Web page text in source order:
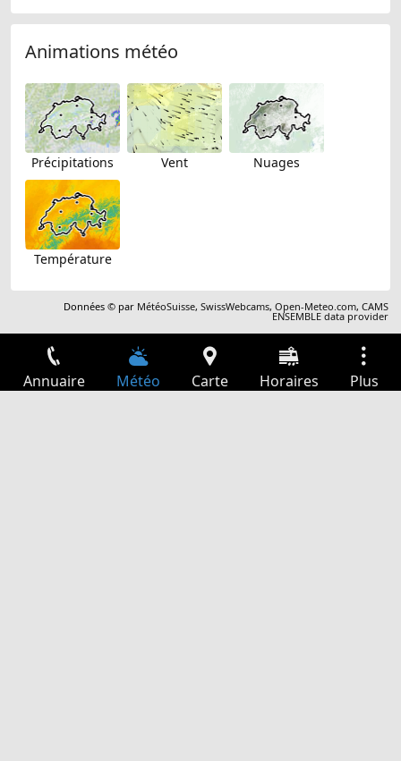
Animations météo
Précipitations Vent Nuages
Température
Données © par MétéoSuisse,SwissWebcams,Open-Meteo.com,CAMS
ENSEMBLE data provider
Annuaire Météo Carte Horaires Plus